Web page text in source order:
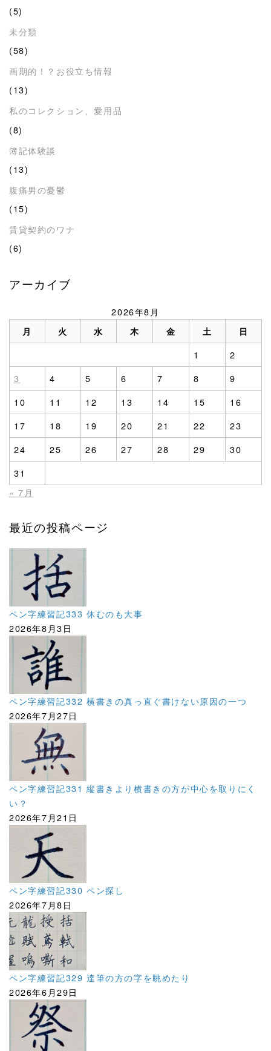
(5)
未分類
(58)
画期的！？お役立ち情報
(13)
私のコレクション、愛用品
(8)
簿記体験談
(13)
腹痛男の憂鬱
(15)
賃貸契約のワナ
(6)
アーカイブ
2026年8月
月 火 水 木 金 土 日
1
2
3
4 5 6 7 8
9
10
11 12 13 14 15
16
17
18 19 20 21 22
23
24
25 26 27 28 29
30
31
« 7月
最近の投稿ページ
ペン字練習記333 休むのも大事
2026年8月3日
ペン字練習記332 横書きの真っ直ぐ書けない原因の一つ
2026年7月27日
ペン字練習記331 縦書きより横書きの方が中心を取りにく
い？
2026年7月21日
ペン字練習記330 ペン探し
2026年7月8日
ペン字練習記329 達筆の方の字を眺めたり
2026年6月29日